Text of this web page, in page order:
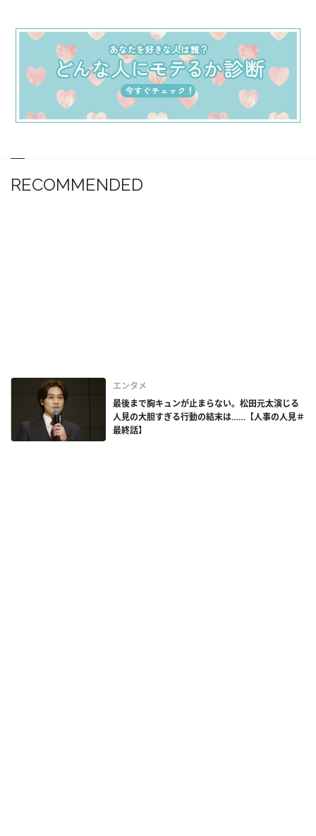
RECOMMENDED
エンタメ
最後まで胸キュンが止まらない。松田元太演じる
人見の大胆すぎる行動の結末は……【人事の人見＃
最終話】